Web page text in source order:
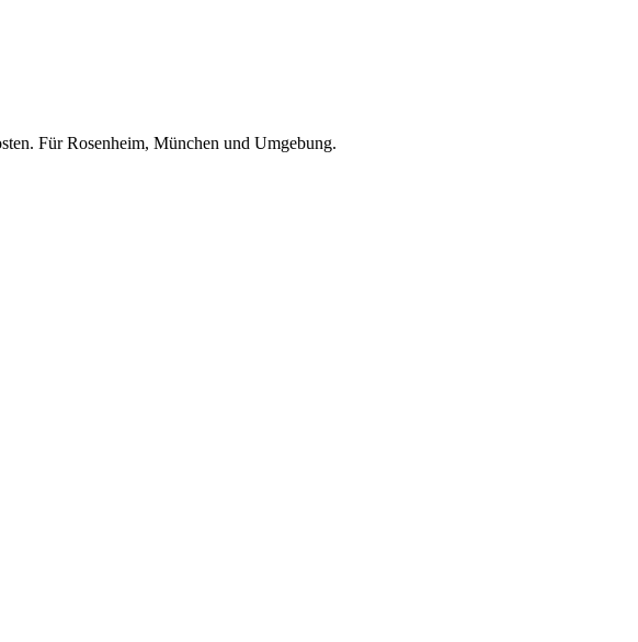
FürRosenheim, München und Umgebung.